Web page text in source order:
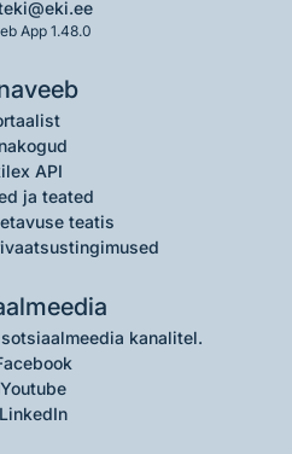
eki@eki.ee
App 1.48.0
API
ja teated
teatis
kanalitel.
Youtube
LinkedIn